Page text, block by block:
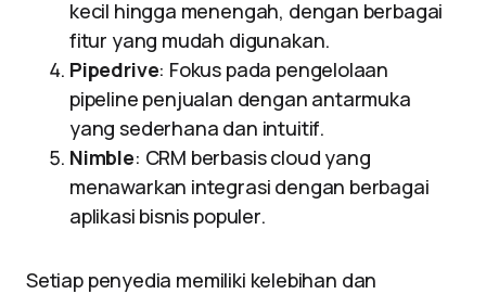
kecil hingga menengah, dengan berbagai
fitur yang mudah digunakan.
Pipedrive: Fokus pada pengelolaan
pipeline penjualan dengan antarmuka
yang sederhana dan intuitif.
Nimble: CRM berbasis cloud yang
menawarkan integrasi dengan berbagai
aplikasi bisnis populer.
Setiap penyedia memiliki kelebihan dan